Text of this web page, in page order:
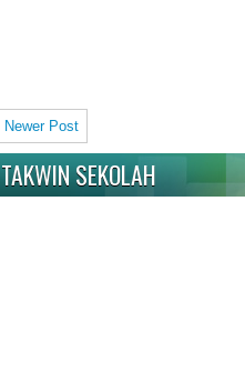
Newer Post
TAKWIN SEKOLAH